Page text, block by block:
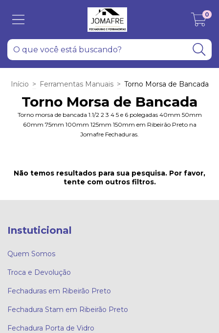
0
Início > Ferramentas Manuais > Torno Morsa de Bancada
Torno Morsa de Bancada
Torno morsa de bancada 1.1/2 2 3 4 5 e 6 polegadas 40mm 50mm
60mm 75mm 100mm 125mm 150mm em Ribeirão Preto na
Jomafre Fechaduras.
Não temos resultados para sua pesquisa. Por favor,
tente com outros filtros.
Instuticional
Quem Somos
Troca e Devolução
Fechaduras em Ribeirão Preto
Fechadura Stam em Ribeirão Preto
Fechadura Porta de Vidro